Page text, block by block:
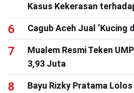
Kasus Kekerasan
Cagub Aceh Jual ‘Kucing
Mualem Resmi Teken
3,93 Juta
Bayu Rizky Pratama